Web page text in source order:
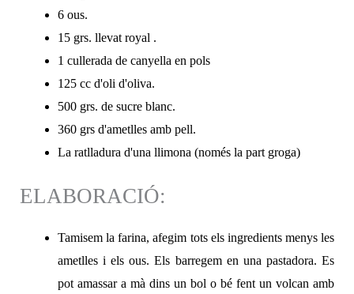
6 ous.
15 grs. llevat royal .
1 cullerada de canyella en pols
125 cc d'oli d'oliva.
500 grs. de sucre blanc.
360 grs d'ametlles amb pell.
La ratlladura d'una llimona (només la part groga)
ELABORACIÓ:
Tamisem la farina, afegim tots els ingredients menys les
ametlles i els ous. Els barregem en una pastadora. Es
pot amassar a mà dins un bol o bé fent un volcan amb